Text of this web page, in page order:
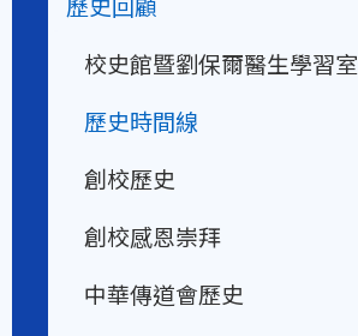
校史館暨劉保爾醫生學習室
歷史時間線
創校歷史
創校感恩崇拜
中華傳道會歷史